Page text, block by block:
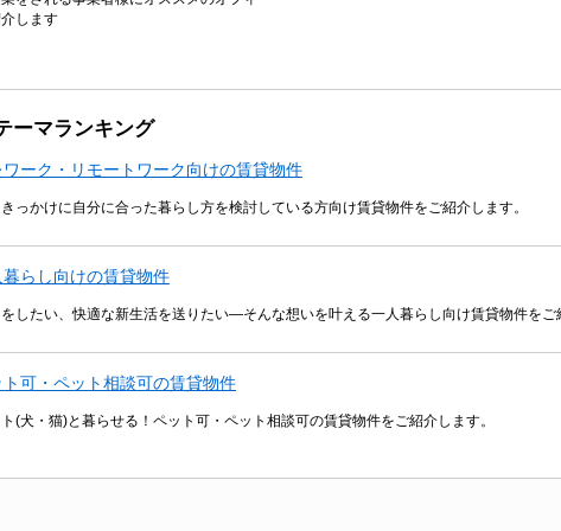
します
ーマランキング
ーク・リモートワーク向けの賃貸物件
っかけに自分に合った暮らし方を検討している方向け賃貸物件をご紹介します。
らし向けの賃貸物件
したい、快適な新生活を送りたい―そんな想いを叶える一人暮らし向け賃貸物件をご
可・ペット相談可の賃貸物件
(犬・猫)と暮らせる！ペット可・ペット相談可の賃貸物件をご紹介します。